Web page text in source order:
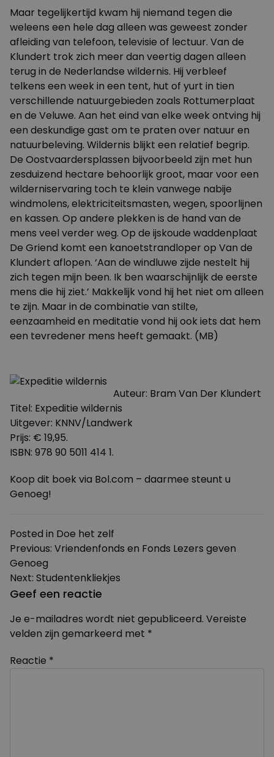
Maar tegelijkertijd kwam hij niemand tegen die
weleens een hele dag alleen was geweest zonder
afleiding van telefoon, televisie of lectuur. Van de
Klundert trok zich meer dan veertig dagen alleen
terug in de Nederlandse wildernis. Hij verbleef
telkens een week in een tent, hut of yurt in tien
verschillende natuurgebieden zoals Rottumerplaat
en de Veluwe. Aan het eind van elke week ontving hij
een deskundige gast om te praten over natuur en
natuurbeleving. Wildernis blijkt een relatief begrip.
De Oostvaardersplassen bijvoorbeeld zijn met hun
zesduizend hectare behoorlijk groot, maar voor een
wilderniservaring toch te klein vanwege nabije
windmolens, elektriciteitsmasten, wegen, spoorlijnen
en kassen. Op andere plekken is de hand van de
mens veel verder weg. Op de ijskoude waddenplaat
De Griend komt een kanoetstrandloper op Van de
Klundert aflopen. ‘Aan de windluwe zijde nestelt hij
zich tegen mijn been. Ik ben waarschijnlijk de eerste
mens die hij ziet.’ Makkelijk vond hij het niet om alleen
te zijn. Maar in de combinatie van stilte,
eenzaamheid en meditatie vond hij ook iets dat hem
een tevredener mens heeft gemaakt. (MB)
Auteur: Bram Van Der Klundert
Titel: Expeditie wildernis
Uitgever: KNNV/Landwerk
Prijs: € 19,95.
ISBN: 978 90 5011 414 1.
Koop dit boek via Bol.com – daarmee steunt u
Genoeg!
Posted in Doe het zelf
Bericht
navigatie
Previous: Vriendenfonds en Fonds Lezers geven
Genoeg
Next: Studentenkliekjes
Geef een reactie
Je e-mailadres wordt niet gepubliceerd. Vereiste
velden zijn gemarkeerd met *
Reactie *